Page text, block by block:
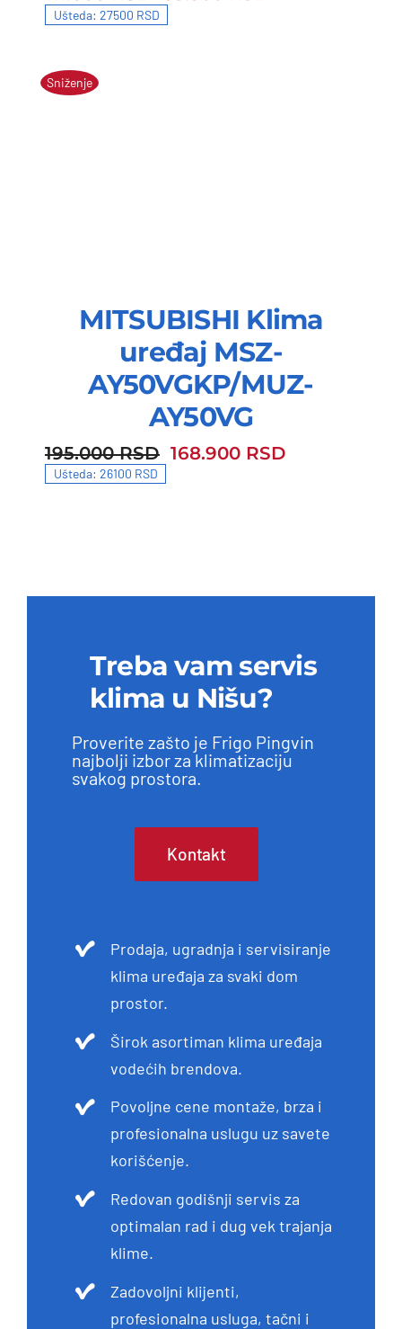
Ušteda: 27500 RSD
Sniženje
MITSUBISHI Klima
uređaj MSZ-
AY50VGKP/MUZ-
AY50VG
195.000RSD
195.000 RSD. 168.900 RSD
168.900 RSD.
Ušteda: 26100 RSD
Treba vam servis
klima u Nišu?
Proverite zašto je Frigo Pingvin
najbolji izbor za klimatizaciju
svakog prostora.
Kontakt
Prodaja, ugradnja i servisiranje
klima uređaja za svaki dom
prostor.
Širok asortiman klima uređaja
vodećih brendova.
Povoljne cene montaže, brza i
profesionalna uslugu uz savete
korišćenje.
Redovan godišnji servis za
optimalan rad i dug vek trajanja
klime.
Zadovoljni klijenti,
profesionalna usluga, tačni i